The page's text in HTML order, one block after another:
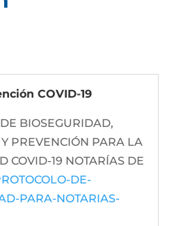
COVID-19
BIOSEGURIDAD,
PREVENCIÓN PARA LA
COVID-19 NOTARÍAS DE
DE-
PARA-NOTARIAS-